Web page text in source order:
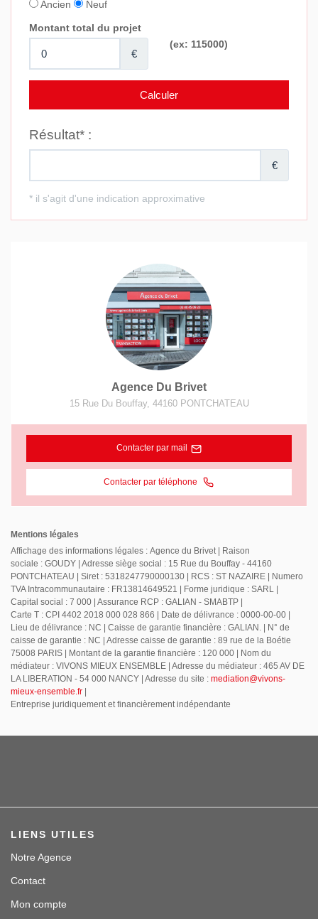
Agence Du Brivet
15 Rue Du Bouffay, 44160 PONTCHATEAU
Contacter par mail
Contacter par téléphone
Mentions légales
Affichage des informations légales : Agence du Brivet | Raison
sociale : GOUDY | Adresse siège social : 15 Rue du Bouffay - 44160
PONTCHATEAU | Siret : 5318247790000130 | RCS : ST NAZAIRE | Numero
TVA Intracommunautaire : FR13814649521 | Forme juridique : SARL |
Capital social : 7 000 | Assurance RCP : GALIAN - SMABTP |
Carte T : CPI 4402 2018 000 028 866 | Date de délivrance : 0000-00-00 |
Lieu de délivrance : NC | Caisse de garantie financière : GALIAN. | N° de
caisse de garantie : NC | Adresse caisse de garantie : 89 rue de la Boétie
75008 PARIS | Montant de la garantie financière : 120 000 | Nom du
médiateur : VIVONS MIEUX ENSEMBLE | Adresse du médiateur : 465 AV DE
LA LIBERATION - 54 000 NANCY | Adresse du site : mediation@vivons-
mieux-ensemble.fr |
Entreprise juridiquement et financièrement indépendante
LIENS UTILES
Notre Agence
Contact
Mon compte